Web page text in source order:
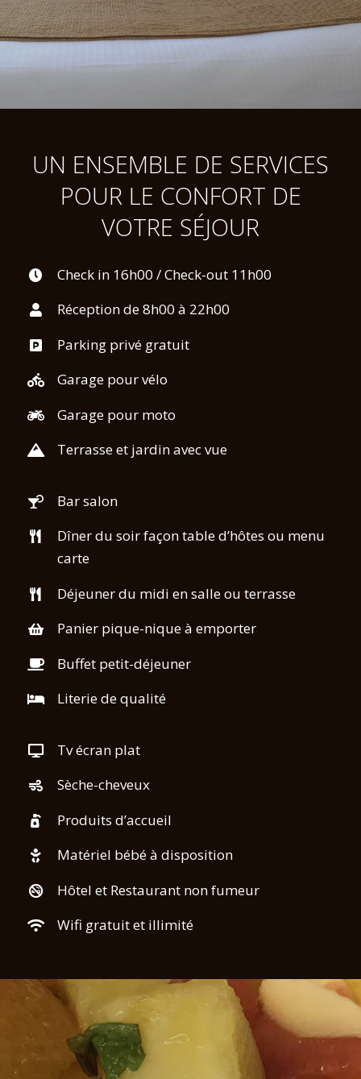
UN ENSEMBLE DE SERVICES
POUR LE CONFORT DE
VOTRE SÉJOUR
Check in 16h00 / Check-out 11h00
Réception de 8h00 à 22h00
Parking privé gratuit
Garage pour vélo
Garage pour moto
Terrasse et jardin avec vue
Bar salon
Dîner du soir façon table d’hôtes ou menu
carte
Déjeuner du midi en salle ou terrasse
Panier pique-nique à emporter
Buffet petit-déjeuner
Literie de qualité
Tv écran plat
Sèche-cheveux
Produits d’accueil
Matériel bébé à disposition
Hôtel et Restaurant non fumeur
Wifi gratuit et illimité